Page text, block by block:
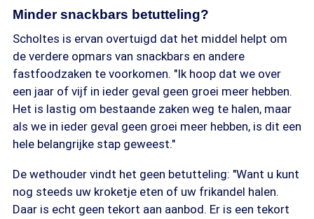
Minder snackbars betutteling?
Scholtes is ervan overtuigd dat het middel helpt om
de verdere opmars van snackbars en andere
fastfoodzaken te voorkomen. "Ik hoop dat we over
een jaar of vijf in ieder geval geen groei meer hebben.
Het is lastig om bestaande zaken weg te halen, maar
als we in ieder geval geen groei meer hebben, is dit een
hele belangrijke stap geweest."
De wethouder vindt het geen betutteling: "Want u kunt
nog steeds uw kroketje eten of uw frikandel halen.
Daar is echt geen tekort aan aanbod. Er is een tekort